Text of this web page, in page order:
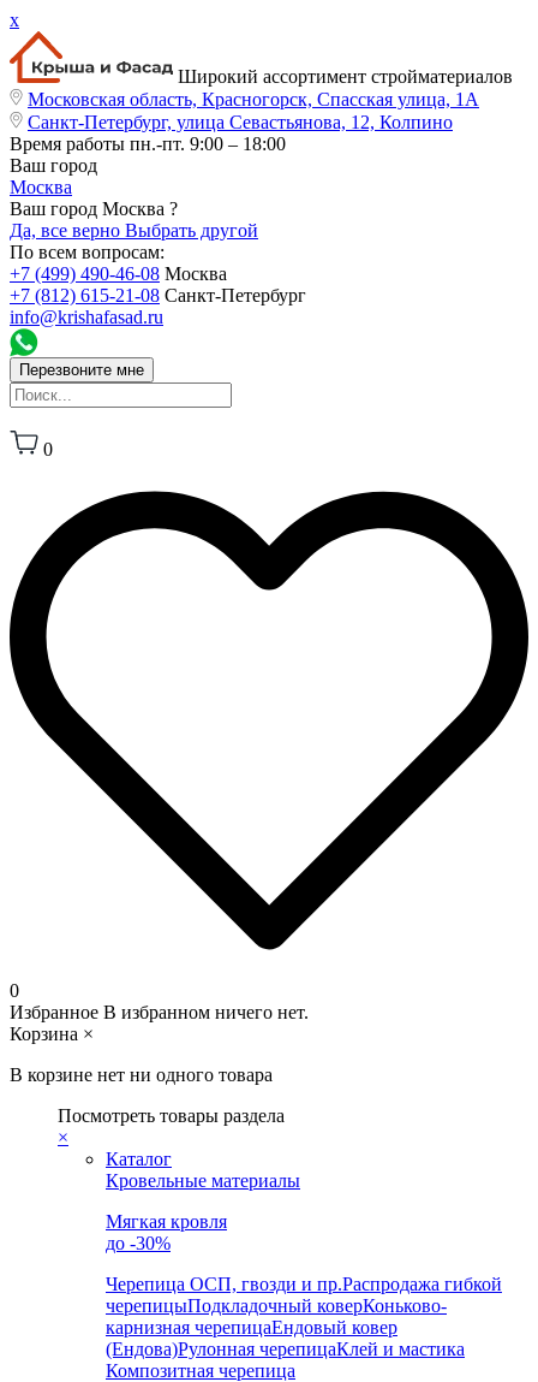
x
Широкий ассортимент стройматериалов
Московская область, Красногорск, Спасская улица, 1А
Санкт-Петербург, улица Севастьянова, 12, Колпино
Время работы пн.-пт. 9:00 – 18:00
Ваш город
Москва
Ваш город Москва ?
Да, все верно Выбрать другой
По всем вопросам:
+7 (499) 490-46-08 Москва
+7 (812) 615-21-08 Санкт-Петербург
info@krishafasad.ru
Перезвоните мне
0
0
Избранное В избранном ничего нет.
Корзина ×
В корзине нет ни одного товара
Посмотреть товары раздела
×
Каталог
Кровельные материалы
Мягкая кровля
до -30%
Черепица ОСП, гвозди и пр.Распродажа гибкой
черепицыПодкладочный коверКоньково-
карнизная черепицаЕндовый ковер
(Ендова)Рулонная черепицаКлей и мастика
Композитная черепица